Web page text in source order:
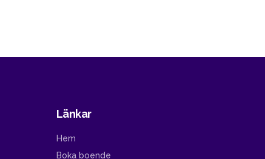
Länkar
Hem
Boka boende